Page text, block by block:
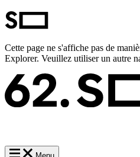
Cette page ne s'affiche pas de
Explorer. Veuillez utiliser un autre